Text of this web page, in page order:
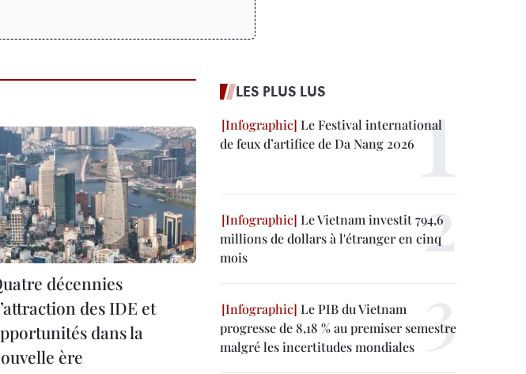
décennies
des IDE et
dans la
ère
LES PLUS LUS
Le Festival international
de feux d’artifice de Da Nang 2026
Le Vietnam investit 794,6
millions de dollars à l'étranger en cinq
mois
Le PIB du Vietnam
progresse de 8,18 % au premiser semestre
malgré les incertitudes mondiales